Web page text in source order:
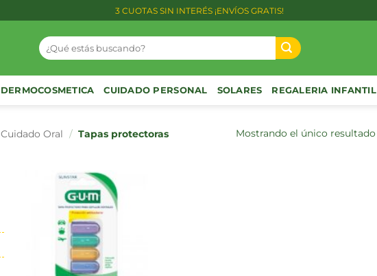
3 CUOTAS SIN INTERÉS ¡ENVÍOS GRATIS!
Buscar
por:
DERMOCOSMETICA CUIDADO PERSONAL SOLARES REGALERIA INFANTIL
Cuidado Oral / Tapas protectoras Mostrando el único resultado